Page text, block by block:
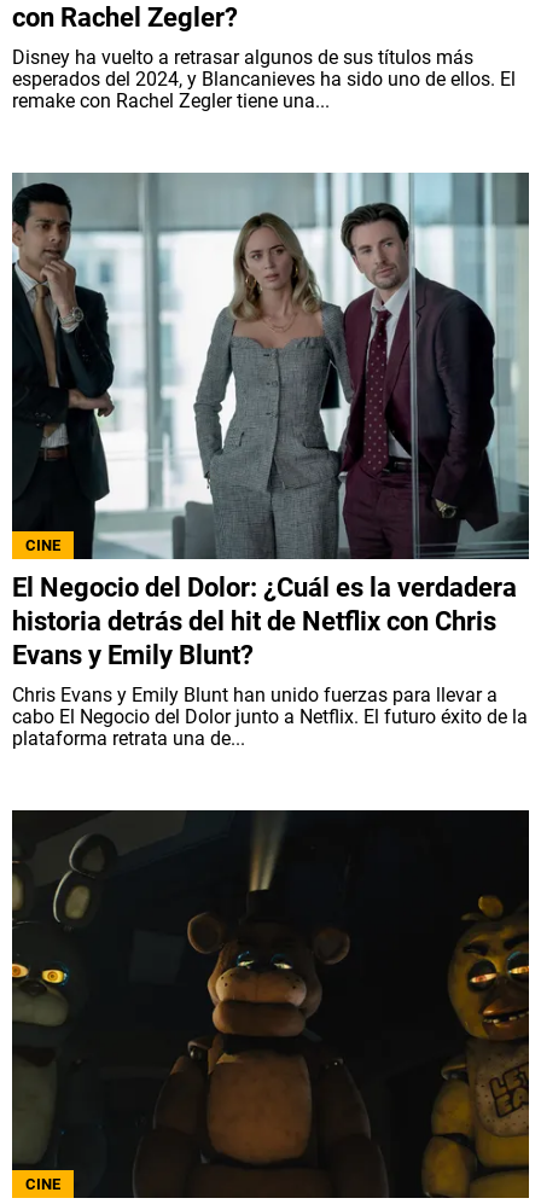
con Rachel Zegler?
Disney ha vuelto a retrasar algunos de sus títulos más
esperados del 2024, y Blancanieves ha sido uno de ellos. El
remake con Rachel Zegler tiene una...
CINE
El Negocio del Dolor: ¿Cuál es la verdadera
historia detrás del hit de Netflix con Chris
Evans y Emily Blunt?
Chris Evans y Emily Blunt han unido fuerzas para llevar a
cabo El Negocio del Dolor junto a Netflix. El futuro éxito de la
plataforma retrata una de...
CINE